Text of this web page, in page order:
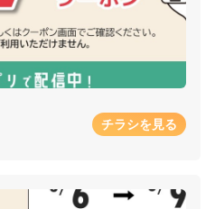
チラシを見る